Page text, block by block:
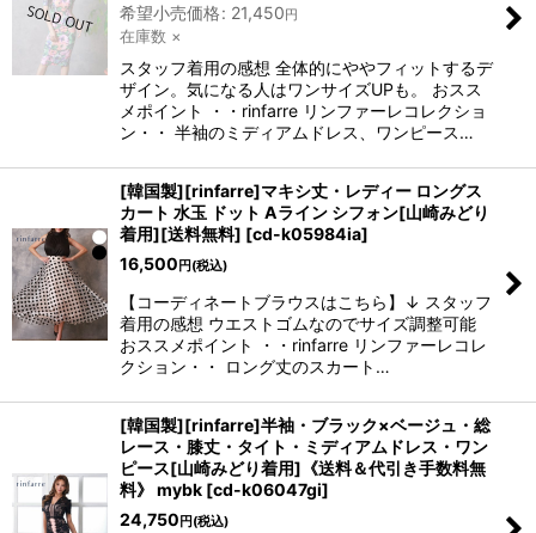
希望小売価格: 21,450円
在庫数 ×
スタッフ着用の感想 全体的にややフィットするデ
ザイン。気になる人はワンサイズUPも。 おスス
メポイント ・・rinfarre リンファーレコレクショ
ン・・ 半袖のミディアムドレス、ワンピース…
[韓国製][rinfarre]マキシ丈・レディー ロングス
カート 水玉 ドット Aライン シフォン[山崎みどり
着用][送料無料] [cd-k05984ia]
16,500 円 (税込)
【コーディネートブラウスはこちら】↓ スタッフ
着用の感想 ウエストゴムなのでサイズ調整可能
おススメポイント ・・rinfarre リンファーレコレ
クション・・ ロング丈のスカート…
[韓国製][rinfarre]半袖・ブラック×ベージュ・総
レース・膝丈・タイト・ミディアムドレス・ワン
ピース[山崎みどり着用]《送料＆代引き手数料無
料》 mybk [cd-k06047gi]
24,750 円 (税込)